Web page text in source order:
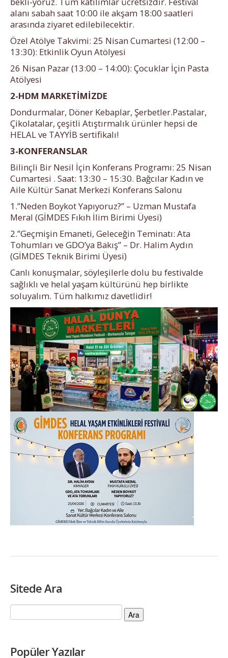
alanı sabah saat 10:00 ile akşam 18:00 saatleri
arasında ziyaret edilebilecektir.
Özel Atölye Takvimi: 25 Nisan Cumartesi (12:00 –
13:30): Etkinlik Oyun Atölyesi
26 Nisan Pazar (13:00 – 14:00): Çocuklar İçin Pasta
Atölyesi
2-HDM MARKETİMİZDE
Dondurmalar, Döner Kebaplar, Şerbetler.Pastalar,
Çikolatalar, çeşitli Atıştırmalık ürünler hepsi de
HELAL ve TAYYİB sertifikalı!
3-KONFERANSLAR
Bilinçli Bir Nesil İçin Konferans Programı: 25 Nisan
Cumartesi . Saat: 13:30 – 15:30. Bağcılar Kadın ve
Aile Kültür Sanat Merkezi Konferans Salonu
1.”Neden Boykot Yapıyoruz?” – Uzman Mustafa
Meral (GİMDES Fıkıh İlim Birimi Üyesi)
2.”Geçmişin Emaneti, Geleceğin Teminatı: Ata
Tohumları ve GDO’ya Bakış” – Dr. Halim Aydın
(GİMDES Teknik Birimi Üyesi)
Canlı konuşmalar, söyleşilerle dolu bu festivalde
sağlıklı ve helal yaşam kültürünü hep birlikte
soluyalım. Tüm halkımız davetlidir!
Sitede Ara
Arama:
Popüler Yazılar